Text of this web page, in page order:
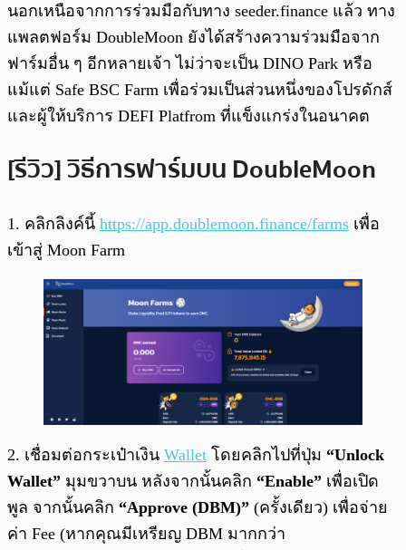
นอกเหนือจากการร่วมมือกับทาง seeder.finance แล้ว ทาง
แพลตฟอร์ม DoubleMoon ยังได้สร้างความร่วมมือจาก
ฟาร์มอื่น ๆ อีกหลายเจ้า ไม่ว่าจะเป็น DINO Park หรือ
แม้แต่ Safe BSC Farm เพื่อร่วมเป็นส่วนหนึ่งของโปรดักส์
และผู้ให้บริการ DEFI Platfrom ที่แข็งแกร่งในอนาคต
[รีวิว] วิธีการฟาร์มบน DoubleMoon
1. คลิกลิงค์นี้ https://app.doublemoon.finance/farms เพื่อ
เข้าสู่ Moon Farm
2. เชื่อมต่อกระเป๋าเงิน Wallet โดยคลิกไปที่ปุ่ม “Unlock
Wallet” มุมขวาบน หลังจากนั้นคลิก “Enable” เพื่อเปิด
พูล จากนั้นคลิก “Approve (DBM)” (ครั้งเดียว) เพื่อจ่าย
ค่า Fee (หากคุณมีเหรียญ DBM มากกว่า